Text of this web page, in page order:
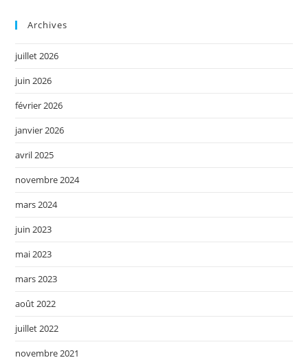
Archives
juillet 2026
juin 2026
février 2026
janvier 2026
avril 2025
novembre 2024
mars 2024
juin 2023
mai 2023
mars 2023
août 2022
juillet 2022
novembre 2021